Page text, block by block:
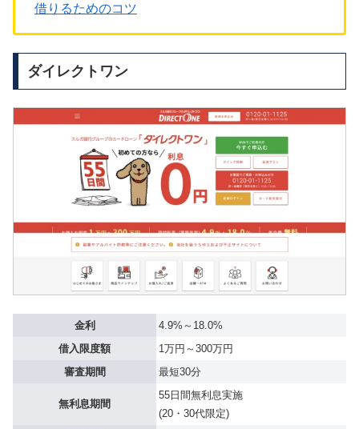
借りるためのコツ
ダイレクトワン
金利
4.9%～18.0%
借入限度額
1万円～300万円
審査期間
最短30分
無利息期間
55日間無利息実施
(20・30代限定)